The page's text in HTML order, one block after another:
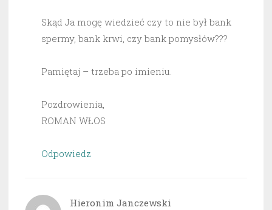
Skąd Ja mogę wiedzieć czy to nie był bank
spermy, bank krwi, czy bank pomysłów???
Pamiętaj – trzeba po imieniu.
Pozdrowienia,
ROMAN WŁOS
Odpowiedz
Hieronim Janczewski